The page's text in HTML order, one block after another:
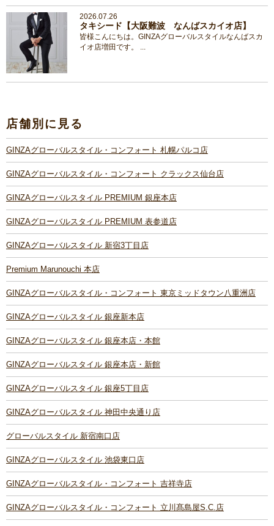
2026.07.26
タキシード【大阪難波 なんばスカイオ店】
皆様こんにちは。GINZAグローバルスタイルなんばスカ
イオ店増田です。 ...
店舗別に見る
GINZAグローバルスタイル・コンフォート 札幌パルコ店
GINZAグローバルスタイル・コンフォート クラックス仙台店
GINZAグローバルスタイル PREMIUM 銀座本店
GINZAグローバルスタイル PREMIUM 表参道店
GINZAグローバルスタイル 新宿3丁目店
Premium Marunouchi 本店
GINZAグローバルスタイル・コンフォート 東京ミッドタウン八重洲店
GINZAグローバルスタイル 銀座新本店
GINZAグローバルスタイル 銀座本店・本館
GINZAグローバルスタイル 銀座本店・新館
GINZAグローバルスタイル 銀座5丁目店
GINZAグローバルスタイル 神田中央通り店
グローバルスタイル 新宿南口店
GINZAグローバルスタイル 池袋東口店
GINZAグローバルスタイル・コンフォート 吉祥寺店
GINZAグローバルスタイル・コンフォート 立川髙島屋S.C.店